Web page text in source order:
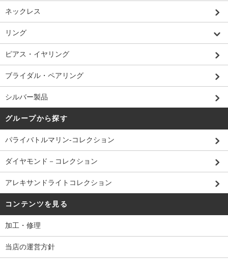
ネックレス
リング
ピアス・イヤリング
ブライダル・ペアリング
シルバー製品
グループから探す
パライバトルマリン-コレクション
ダイヤモンド－コレクション
アレキサンドライトコレクション
コンテンツを見る
加工・修理
当店の運営方針